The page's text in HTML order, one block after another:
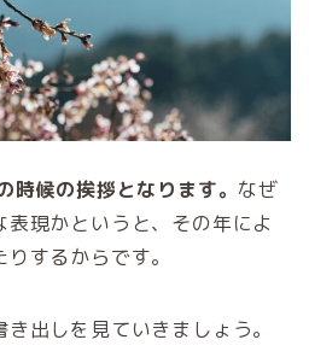
候の挨拶となります。 なぜ
表現かというと、その年によ
するからです。
出しを見ていきましょう。